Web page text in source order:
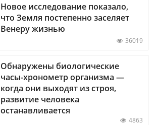
Новое исследование показало,
что Земля постепенно заселяет
Венеру жизнью
36019
Обнаружены биологические
часы-хронометр организма —
когда они выходят из строя,
развитие человека
останавливается
4863